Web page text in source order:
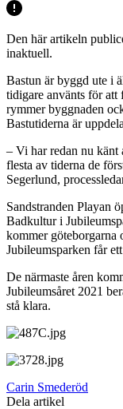
Den här artikeln
inaktuell.
Bastun är byggd ute i
tidigare använts för
rymmer byggnaden
Bastutiderna är
– Vi har redan nu känt
flesta av tiderna de
Segerlund,
Sandstranden Playan
Badkultur i
kommer göteborgarna
Jubileumsparken får
De närmaste åren
Jubileumsåret 2021
stå klara.
Carin Smederöd
Dela artikel